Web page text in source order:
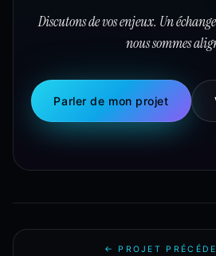
Discutons de vos enjeux. Un
nous sommes
Parler de mon projet
← PROJET